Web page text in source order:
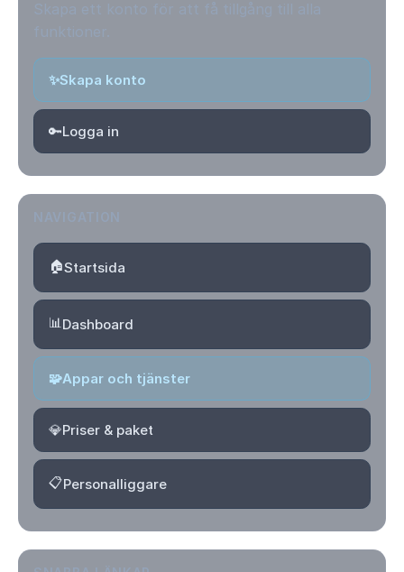
✨Skapa konto
🔑Logga in
🏠Startsida
📊Dashboard
🧩Appar och tjänster
💎Priser & paket
📋Personalliggare